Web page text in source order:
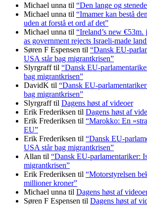
Michael unna til “Den lange og
Michael unna til “Imamer kan bestå
uden at forstå et ord af det”
Michael unna til “Ireland’s new
as government rejects Israeli-made
Søren F Espensen til “Dansk EU-
USA står bag migrantkrisen”
Slyrgrafftil “Dansk EU-
bag migrantkrisen”
DavidK til “Dansk EU-
bag migrantkrisen”
Slyrgrafftil Dagens høst af videoer
Erik Frederiksen til Dagens høst af
Erik Frederiksen til “Marokko: En
EU”
Erik Frederiksen til “Dansk EU-
USA står bag migrantkrisen”
Allan til “Dansk EU-parlamentariker:
migrantkrisen”
Erik Frederiksen til “Motorstyrelsen
millioner kroner”
Michael unna til Dagens høst af
Søren F Espensen til Dagens høst af